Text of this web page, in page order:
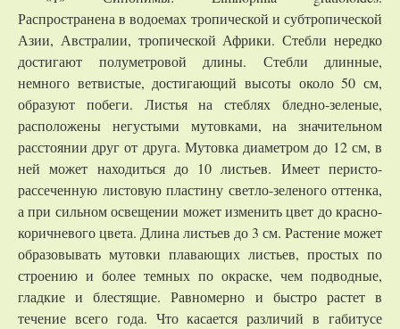
Распространена в водоемах тропической и субтропической
Азии, Австралии, тропической Африки. Стебли нередко
достигают полуметровой длины. Стебли длинные,
немного ветвистые, достигающий высоты около 50 см,
образуют побеги. Листья на стеблях бледно-зеленые,
расположены негустыми мутовками, на значительном
расстоянии друг от друга. Мутовка диаметром до 12 см, в
ней может находиться до 10 листьев. Имеет перисто-
рассеченную листовую пластину светло-зеленого оттенка,
а при сильном освещении может изменить цвет до красно-
коричневого цвета. Длина листьев до 3 см. Растение может
образовывать мутовки плавающих листьев, простых по
строению и более темных по окраске, чем подводные,
гладкие и блестящие. Равномерно и быстро растет в
течение всего года. Что касается различий в габитусе